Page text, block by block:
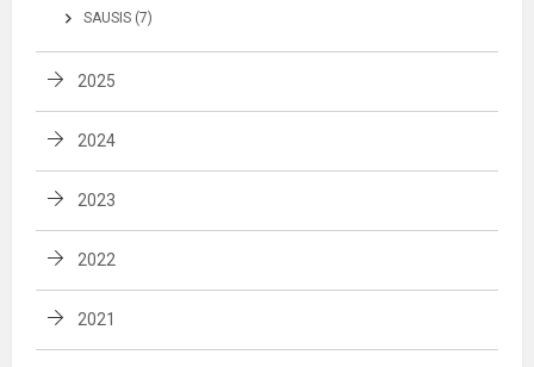
SAUSIS (7)
2025
2024
2023
2022
2021